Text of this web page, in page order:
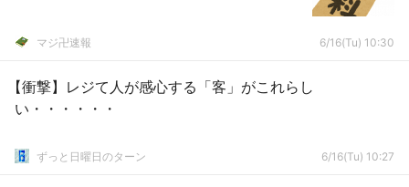
マジ卍速報 6/16(Tu) 10:30
【衝撃】レジて人が感心する「客」がこれらし
い・・・・・・
ずっと日曜日のターン 6/16(Tu) 10:27